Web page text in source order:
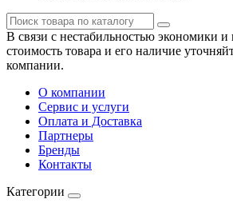
В связи с нестабильностью экономики и
стоимость товара и его наличие
компании.
О компании
Сервис и услуги
Оплата и Доставка
Партнеры
Бренды
Контакты
Категории